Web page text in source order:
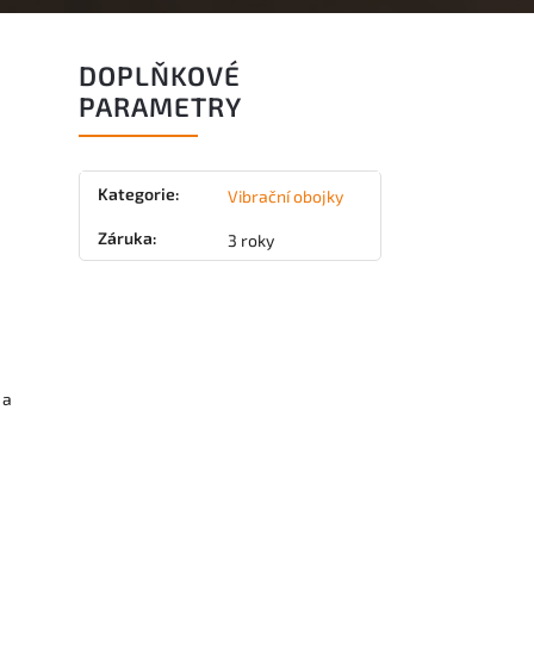
DOPLŇKOVÉ
PARAMETRY
Kategorie: Vibrační obojky
Záruka: 3 roky